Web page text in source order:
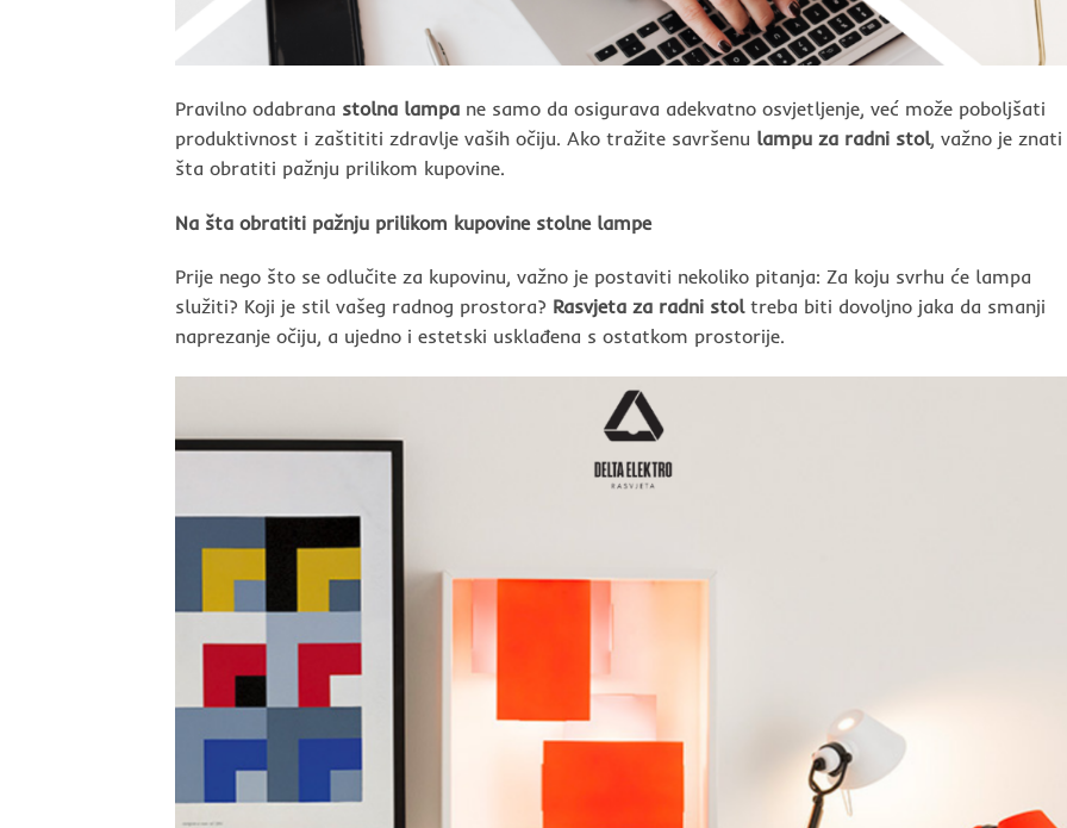
Pravilno odabrana stolna lampa ne samo da osigurava adekvatno osvjetljenje, već može poboljšati
produktivnost i zaštititi zdravlje vaših očiju. Ako tražite savršenu lampu za radni stol, važno je znati
šta obratiti pažnju prilikom kupovine.
Na šta obratiti pažnju prilikom kupovine stolne lampe
Prije nego što se odlučite za kupovinu, važno je postaviti nekoliko pitanja: Za koju svrhu će lampa
služiti? Koji je stil vašeg radnog prostora? Rasvjeta za radni stoltreba biti dovoljno jaka da smanji
naprezanje očiju, a ujedno i estetski usklađena s ostatkom prostorije.